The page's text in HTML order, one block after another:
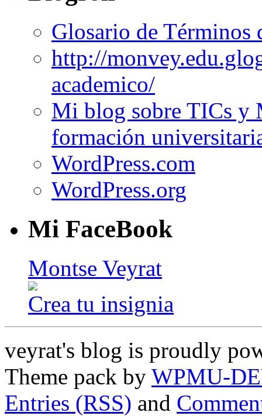
Glosario de Términos
http://
academico/
Mi blog sobre TICs y
formación
WordPress.com
WordPress.org
Mi FaceBook
Montse Veyrat
Crea tu insignia
veyrat's blog is proudly
Theme pack by WPMU-
Entries (RSS) and